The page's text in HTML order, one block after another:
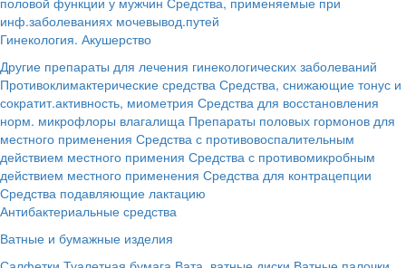
инф.заболеваниях мочевывод.путей
Гинекология. Акушерство
Другие препараты для лечения гинекологических заболеваний
Противоклимактерические средства Средства, снижающие тонус и
сократит.активность, миометрия Средства для восстановления
норм. микрофлоры влагалища Препараты половых гормонов для
местного применения Средства с противовоспалительным
действием местного примения Средства с противомикробным
действием местного применения Средства для контрацепции
Средства подавляющие лактацию
Антибактериальные средства
Ватные и бумажные изделия